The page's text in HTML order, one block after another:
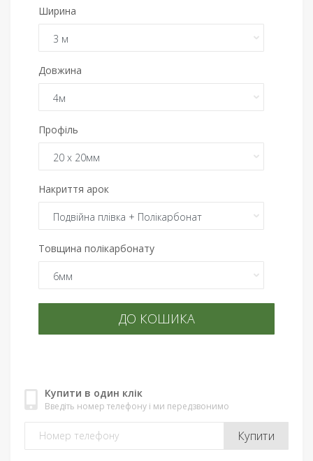
Ширина
Довжина
Профіль
Накриття арок
Товщина полікарбонату
ДО КОШИКА
Купити в один клік
Введіть номер телефону і ми передзвонимо
Купити